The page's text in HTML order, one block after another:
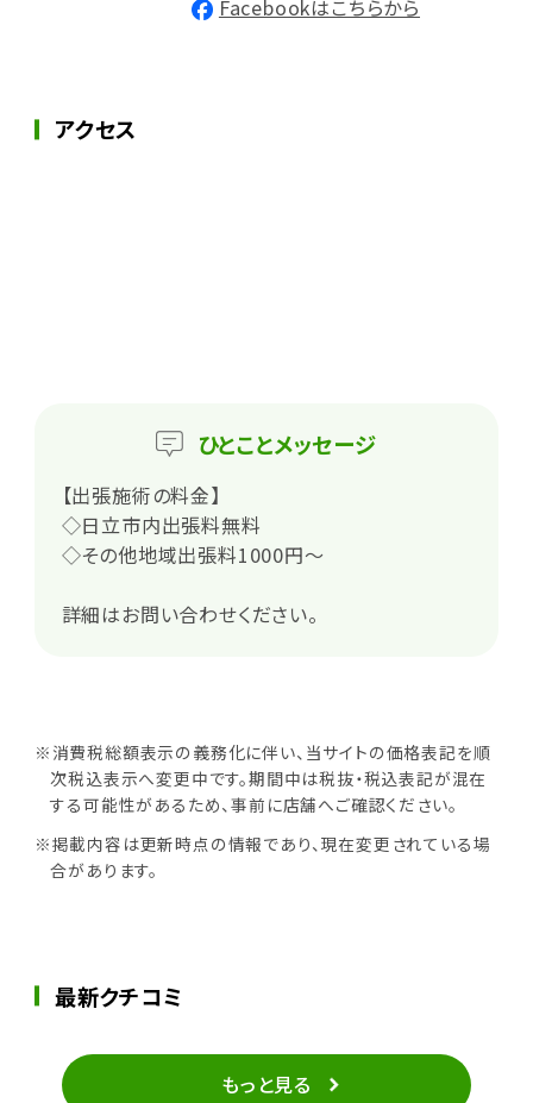
Facebookはこちらから
アクセス
ひとことメッセージ
【出張施術の料金】
◇日立市内出張料無料
◇その他地域出張料1000円～
詳細はお問い合わせください。
※消費税総額表示の義務化に伴い、当サイトの価格表記を順
次税込表示へ変更中です。期間中は税抜・税込表記が混在
する可能性があるため、事前に店舗へご確認ください。
※掲載内容は更新時点の情報であり、現在変更されている場
合があります。
最新クチコミ
もっと見る